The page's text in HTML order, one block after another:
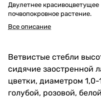
Двулетнее красивоцветущее
почвопокровное растение.
Все описание
Ветвистые стебли
сидячие заостренной
цветки, диаметром
голубой, розовой,